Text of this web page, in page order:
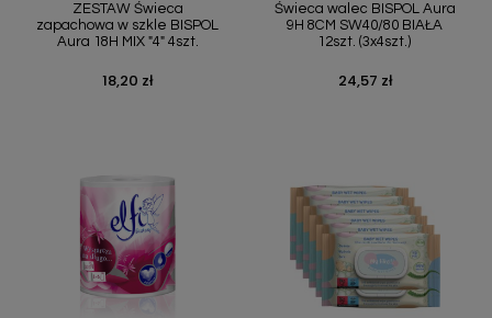
ZESTAW Świeca
zapachowa w szkle BISPOL
Aura 18H MIX "4" 4szt.
Cena
18,20 zł
Świeca walec BISPOL Aura
9H 8CM SW40/80 BIAŁA
12szt. (3x4szt.)
Cena
24,57 zł